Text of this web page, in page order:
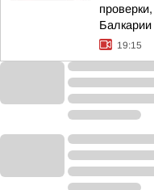
Балкарии
19:15